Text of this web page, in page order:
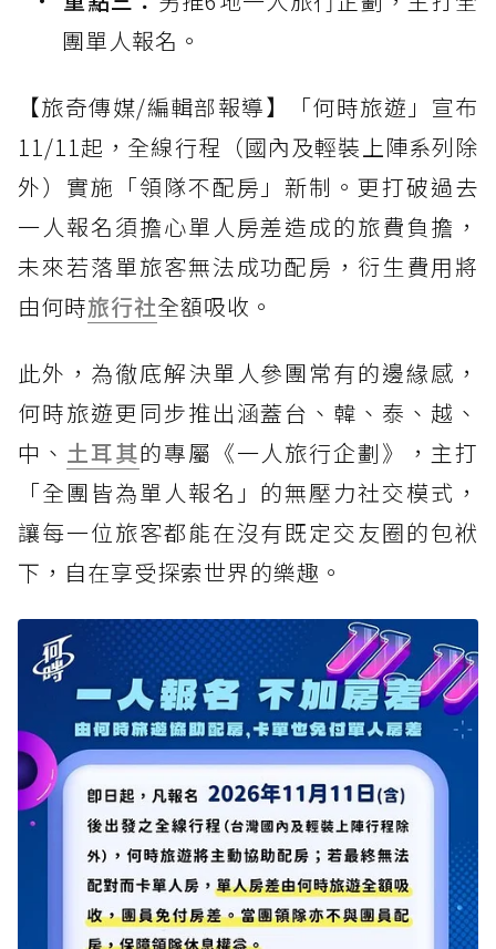
團單人報名。
【旅奇傳媒/編輯部報導】「何時旅遊」宣布
11/11起，全線行程（國內及輕裝上陣系列除
外）實施「領隊不配房」新制。更打破過去
一人報名須擔心單人房差造成的旅費負擔，
未來若落單旅客無法成功配房，衍生費用將
由何時旅行社全額吸收。
此外，為徹底解決單人參團常有的邊緣感，
何時旅遊更同步推出涵蓋台、韓、泰、越、
中、 土耳其的專屬《一人旅行企劃》，主打
「全團皆為單人報名」的無壓力社交模式，
讓每一位旅客都能在沒有既定交友圈的包袱
下，自在享受探索世界的樂趣。